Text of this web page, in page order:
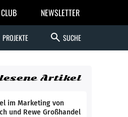
NEWSLETTER
PROJEKTE search SUCHE
Artikel
im Marketing von
und Rewe Großhandel